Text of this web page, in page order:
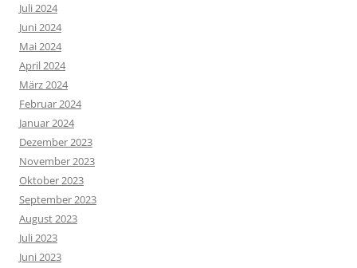
Juli 2024
Juni 2024
Mai 2024
April 2024
März 2024
Februar 2024
Januar 2024
Dezember 2023
November 2023
Oktober 2023
September 2023
August 2023
Juli 2023
Juni 2023